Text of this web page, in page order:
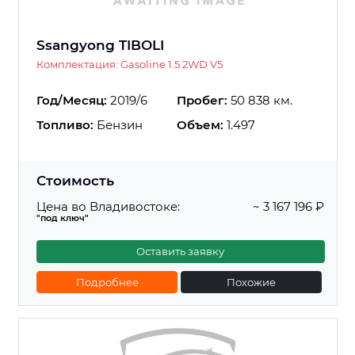
Ssangyong TIBOLI
Комплектация: Gasoline 1.5 2WD V5
Год/Месяц: 2019/6 Пробег: 50 838 км.
Топливо: Бензин Объем: 1.497
Стоимость
Цена во Владивостоке:
"под ключ"
~ 3 167 196 ₽
Оставить заявку
Подробнее Похожие